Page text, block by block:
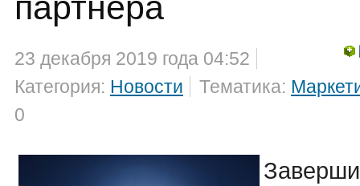
23 декабря 2019 года 04:52
Категория: Новости Тематика:
0